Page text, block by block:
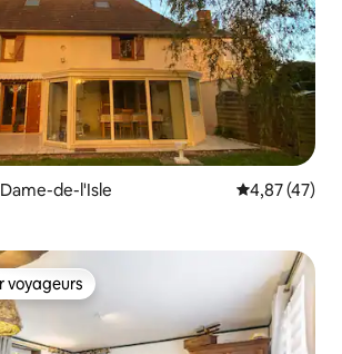
de-l'Isle Évaluation
4,87 (47)
les plus appréciés
voyageurs